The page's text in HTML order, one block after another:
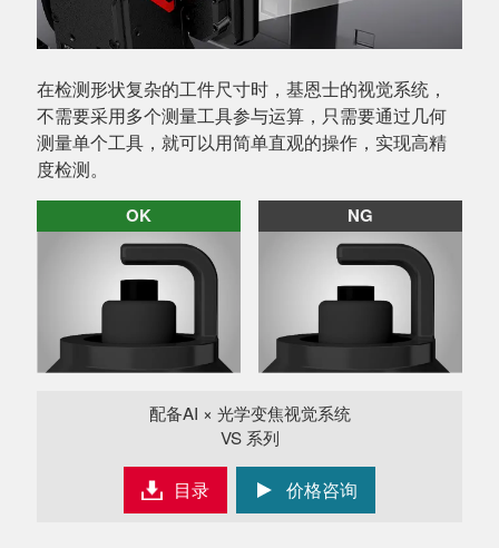
在检测形状复杂的工件尺寸时，基恩士的视觉系统，
不需要采用多个测量工具参与运算，只需要通过几何
测量单个工具，就可以用简单直观的操作，实现高精
度检测。
OK NG
配备AI × 光学变焦视觉系统
VS 系列
目录 价格咨询